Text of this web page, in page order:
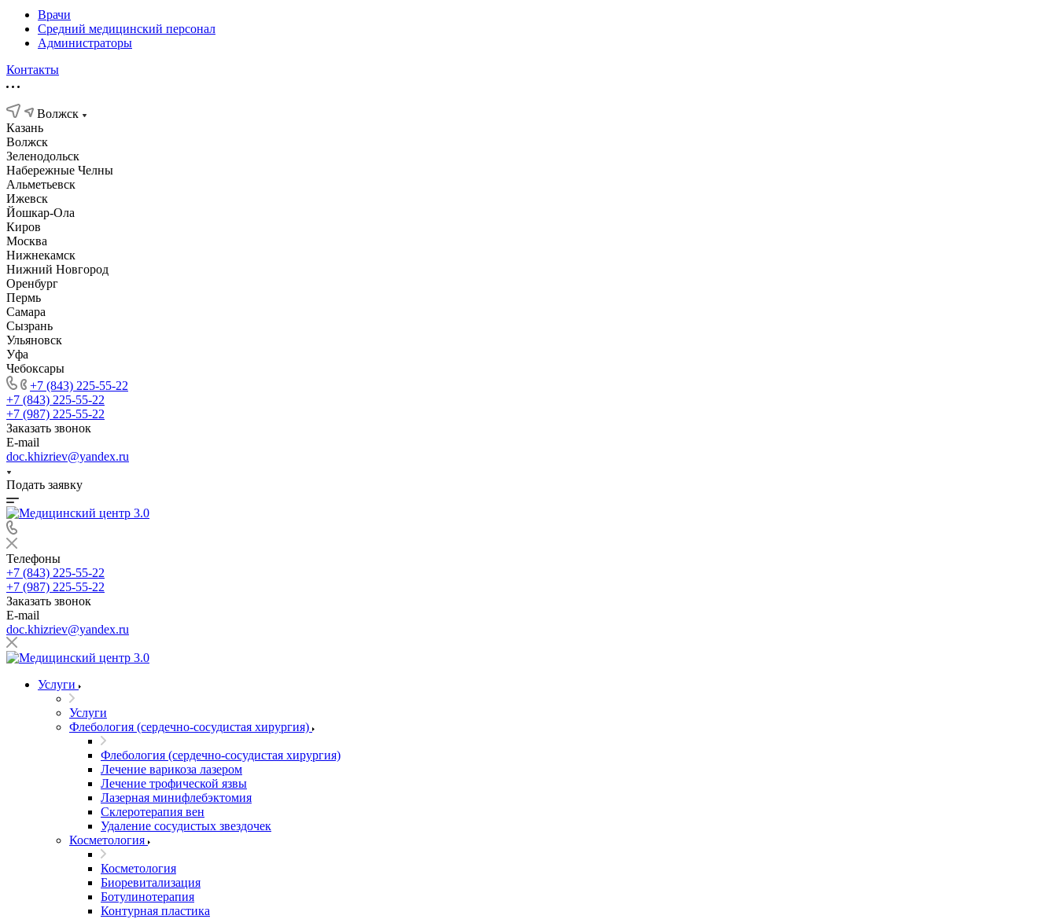
Врачи
Средний медицинский персонал
Администраторы
Контакты
Волжск
Казань
Волжск
Зеленодольск
Набережные Челны
Альметьевск
Ижевск
Йошкар-Ола
Киров
Москва
Нижнекамск
Нижний Новгород
Оренбург
Пермь
Самара
Сызрань
Ульяновск
Уфа
Чебоксары
+7 (843) 225-55-22
+7 (843) 225-55-22
+7 (987) 225-55-22
Заказать звонок
E-mail
doc.khizriev@yandex.ru
Подать заявку
Телефоны
+7 (843) 225-55-22
+7 (987) 225-55-22
Заказать звонок
E-mail
doc.khizriev@yandex.ru
Услуги
Услуги
Флебология (сердечно-сосудистая хирургия)
Флебология (сердечно-сосудистая хирургия)
Лечение варикоза лазером
Лечение трофической язвы
Лазерная минифлебэктомия
Cклеротерапия вен
Удаление сосудистых звездочек
Косметология
Косметология
Биоревитализация
Ботулинотерапия
Контурная пластика